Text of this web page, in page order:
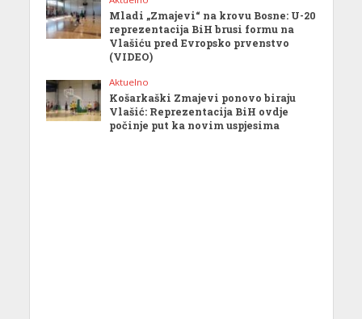
Mladi „Zmajevi“ na krovu Bosne: U-20
reprezentacija BiH brusi formu na
Vlašiću pred Evropsko prvenstvo
(VIDEO)
Aktuelno
Košarkaški Zmajevi ponovo biraju
Vlašić: Reprezentacija BiH ovdje
počinje put ka novim uspjesima